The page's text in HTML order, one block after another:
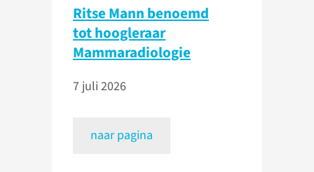
Ritse Mann benoemd
tot hoogleraar
Mammaradiologie
7 juli 2026
naar pagina